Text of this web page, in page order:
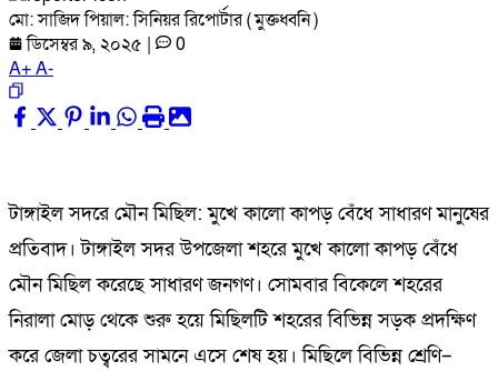
মো: সাজিদ পিয়াল: সিনিয়র রিপোর্টার ( মুক্তধ্বনি )
ডিসেম্বর ৯, ২০২৫ |
0
A+A-
টাঙ্গাইল সদরে মৌন মিছিল: মুখে কালো কাপড় বেঁধে সাধারণ মানুষের
প্রতিবাদ। টাঙ্গাইল সদর উপজেলা শহরে মুখে কালো কাপড় বেঁধে
মৌন মিছিল করেছে সাধারণ জনগণ। সোমবার বিকেলে শহরের
নিরালা মোড় থেকে শুরু হয়ে মিছিলটি শহরের বিভিন্ন সড়ক প্রদক্ষিণ
করে জেলা চত্বরের সামনে এসে শেষ হয়। মিছিলে বিভিন্ন শ্রেণি–